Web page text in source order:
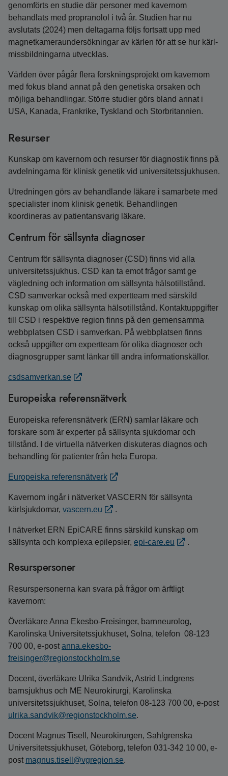
genomförts en studie där personer med kavernom
behandlats med propranolol i två år. Studien har nu
avslutats (2024) men deltagarna följs fortsatt upp med
magnetkamera­undersökningar av kärlen för att se hur kärl­
miss­bildningarna utvecklas.
Världen över pågår flera forskningsprojekt om kavernom
med fokus bland annat på den genetiska orsaken och
möjliga behandlingar. Större studier görs bland annat i
USA, Kanada, Frankrike, Tyskland och Storbritannien.
Resurser
Kunskap om kavernom och resurser för diagnostik finns på
avdelningarna för klinisk genetik vid universitetssjukhusen.
Utredningen görs av behandlande läkare i samarbete med
specialister inom klinisk genetik. Behandlingen
koordineras av patientansvarig läkare.
Centrum för sällsynta diagnoser
Centrum för sällsynta diagnoser (CSD) finns vid alla
universitetssjukhus. CSD kan ta emot frågor samt ge
vägledning och information om sällsynta hälsotillstånd.
CSD samverkar också med expertteam med särskild
kunskap om olika sällsynta hälsotillstånd. Kontaktuppgifter
till CSD i respektive region finns på den gemensamma
webbplatsen CSD i samverkan. På webbplatsen finns
också uppgifter om expertteam för olika diagnoser och
diagnosgrupper samt länkar till andra informationskällor.
csdsamverkan.se
Europeiska referensnätverk
Europeiska referensnätverk (ERN) samlar läkare och
forskare som är experter på sällsynta sjukdomar och
tillstånd. I de virtuella nätverken diskuteras diagnos och
behandling för patienter från hela Europa.
Europeiska referensnätverk
Kavernom ingår i nätverket VASCERN för sällsynta
kärlsjukdomar, vascern.eu .
I nätverket ERN EpiCARE finns särskild kunskap om
sällsynta och komplexa epilepsier, epi-care.eu .
Resurspersoner
Resurspersonerna kan svara på frågor om ärftligt
kavernom:
Överläkare Anna Ekesbo-Freisinger, barnneurolog,
Karolinska Universitetssjukhuset, Solna, telefon 08-123
700 00, e-post anna.ekesbo-
freisinger@regionstockholm.se
Docent, överläkare Ulrika Sandvik, Astrid Lindgrens
barnsjukhus och ME Neurokirurgi, Karolinska
universitetssjukhuset, Solna, telefon 08-123 700 00, e-post
ulrika.sandvik@regionstockholm.se.
Docent Magnus Tisell, Neurokirurgen, Sahlgrenska
Universitetssjukhuset, Göteborg, telefon 031-342 10 00, e-
post magnus.tisell@vgregion.se.